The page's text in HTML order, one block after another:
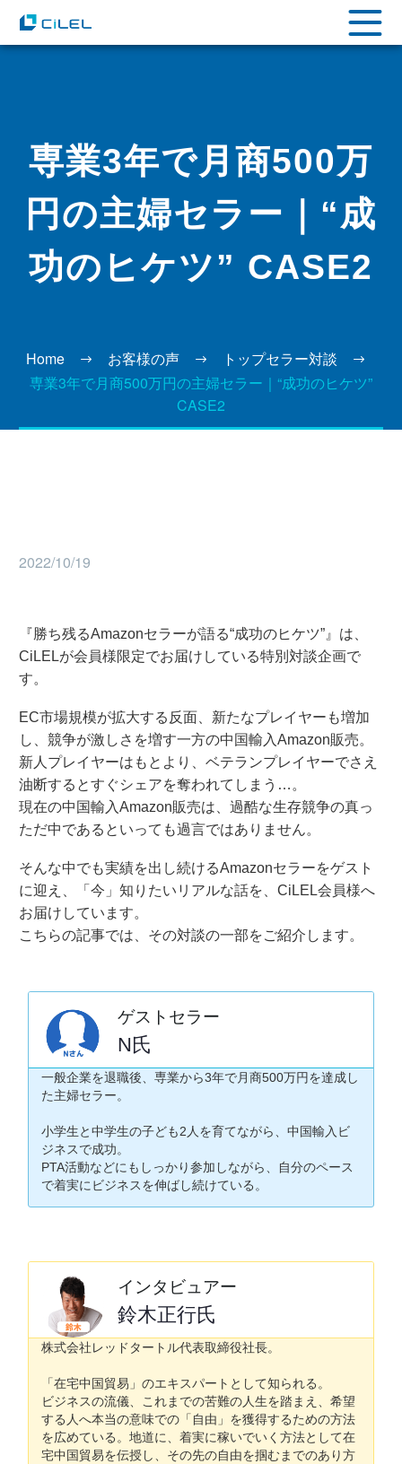
専業3年で月商500万
円の主婦セラー｜“成
功のヒケツ” CASE2
Home お客様の声
トップセラー対談
専業3年で月商500万円の主婦セラー｜“成功のヒケツ”
CASE2
2022/10/19
『勝ち残るAmazonセラーが語る“成功のヒケツ”』は、
CiLELが会員様限定でお届けしている特別対談企画で
す。
EC市場規模が拡大する反面、新たなプレイヤーも増加
し、競争が激しさを増す一方の中国輸入Amazon販売。
新人プレイヤーはもとより、ベテランプレイヤーでさえ
油断するとすぐシェアを奪われてしまう…。
現在の中国輸入Amazon販売は、過酷な生存競争の真っ
ただ中であるといっても過言ではありません。
そんな中でも実績を出し続けるAmazonセラーをゲスト
に迎え、「今」知りたいリアルな話を、CiLEL会員様へ
お届けしています。
こちらの記事では、その対談の一部をご紹介します。
ゲストセラー
N氏
一般企業を退職後、専業から3年で月商500万円を達成し
た主婦セラー。
小学生と中学生の子ども2人を育てながら、中国輸入ビ
ジネスで成功。
PTA活動などにもしっかり参加しながら、自分のペース
で着実にビジネスを伸ばし続けている。
インタビュアー
鈴木正行氏
株式会社レッドタートル代表取締役社長。
「在宅中国貿易」のエキスパートとして知られる。
ビジネスの流儀、これまでの苦難の人生を踏まえ、希望
する人へ本当の意味での「自由」を獲得するための方法
を広めている。地道に、着実に稼いでいく方法として在
宅中国貿易を伝授し、その先の自由を掴むまでのあり方